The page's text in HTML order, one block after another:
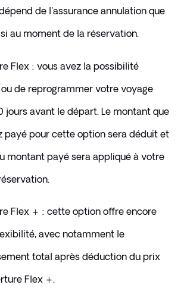
de l'assurance annulation que
au moment de la réservation.
Flex : vous avez la possibilité
de reprogrammer votre voyage
jours avant le départ. Le montant que
payé pour cette option sera déduit et
montant payé sera appliqué à votre
Flex + : cette option offre encore
avec notamment le
total après déduction du prix
Flex +.